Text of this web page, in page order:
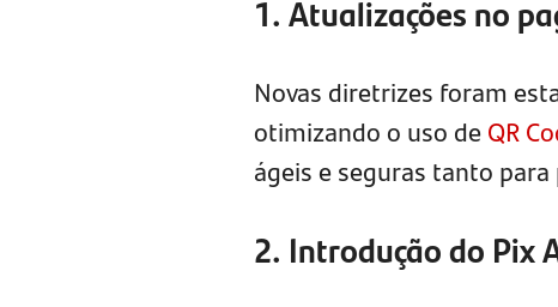
1. Atualizações no
Novas diretrizes foram
otimizando o uso deQR
ágeis e seguras tanto
2. Introdução do Pix